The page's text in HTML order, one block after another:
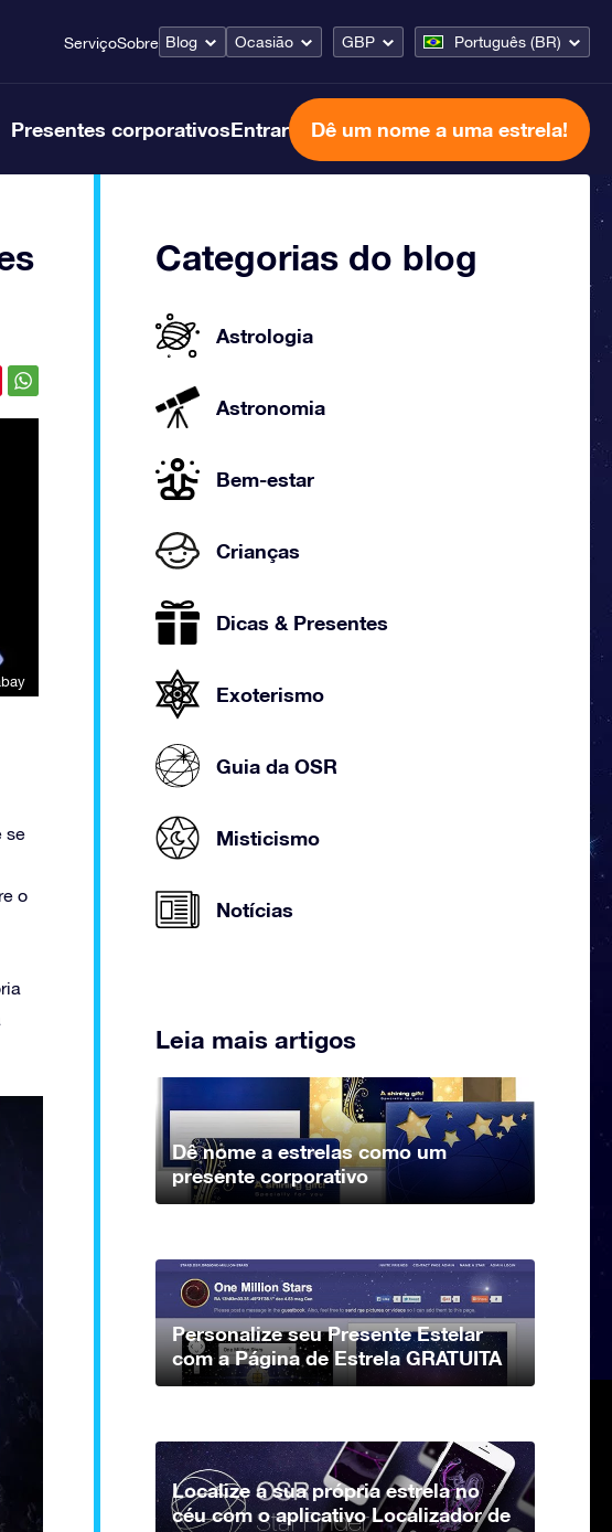
ServiçoSobre Blog Ocasião GBP Português (BR)
Presentes corporativosEntrar Dê um nome a uma estrela!
se
o
Categorias do blog
Astrologia
Astronomia
Bem-estar
Crianças
Dicas & Presentes
Exoterismo
Guia da OSR
Misticismo
Notícias
Leia mais artigos
Dê nome a estrelas como um
presente corporativo
Personalize seu Presente Estelar
com a Página de Estrela GRATUITA
Localize a sua própria estrela no
céu com o aplicativo Localizador de